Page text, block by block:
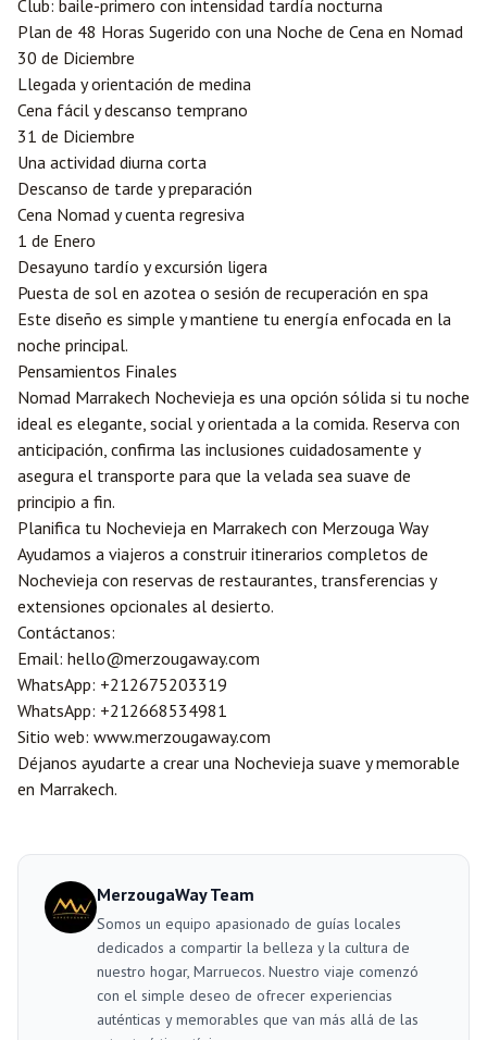
Club: baile-primero con intensidad tardía nocturna
Plan de 48 Horas Sugerido con una Noche de Cena en Nomad
30 de Diciembre
Llegada y orientación de medina
Cena fácil y descanso temprano
31 de Diciembre
Una actividad diurna corta
Descanso de tarde y preparación
Cena Nomad y cuenta regresiva
1 de Enero
Desayuno tardío y excursión ligera
Puesta de sol en azotea o sesión de recuperación en spa
Este diseño es simple y mantiene tu energía enfocada en la
noche principal.
Pensamientos Finales
Nomad Marrakech Nochevieja es una opción sólida si tu noche
ideal es elegante, social y orientada a la comida. Reserva con
anticipación, confirma las inclusiones cuidadosamente y
asegura el transporte para que la velada sea suave de
principio a fin.
Planifica tu Nochevieja en Marrakech con Merzouga Way
Ayudamos a viajeros a construir itinerarios completos de
Nochevieja con reservas de restaurantes, transferencias y
extensiones opcionales al desierto.
Contáctanos:
Email: hello@merzougaway.com
WhatsApp: +212675203319
WhatsApp: +212668534981
Sitio web: www.merzougaway.com
Déjanos ayudarte a crear una Nochevieja suave y memorable
en Marrakech.
MerzougaWay Team
Somos un equipo apasionado de guías locales
dedicados a compartir la belleza y la cultura de
nuestro hogar, Marruecos. Nuestro viaje comenzó
con el simple deseo de ofrecer experiencias
auténticas y memorables que van más allá de las